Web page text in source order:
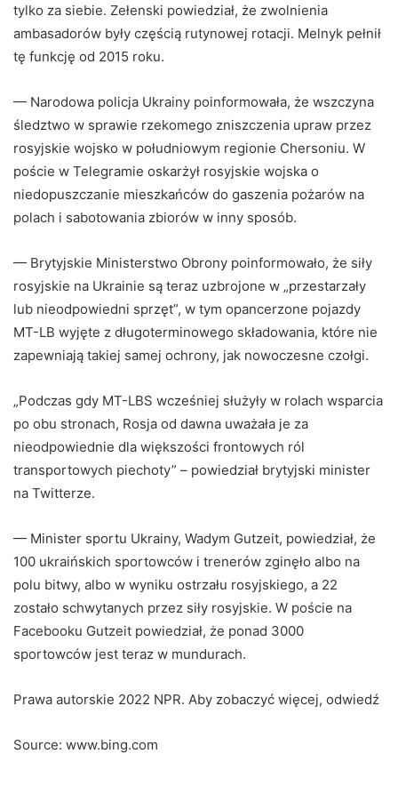
tylko za siebie. Zełenski powiedział, że zwolnienia
ambasadorów były częścią rutynowej rotacji. Melnyk pełnił
tę funkcję od 2015 roku.
— Narodowa policja Ukrainy poinformowała, że ​​wszczyna
śledztwo w sprawie rzekomego zniszczenia upraw przez
rosyjskie wojsko w południowym regionie Chersoniu. W
poście w Telegramie oskarżył rosyjskie wojska o
niedopuszczanie mieszkańców do gaszenia pożarów na
polach i sabotowania zbiorów w inny sposób.
— Brytyjskie Ministerstwo Obrony poinformowało, że siły
rosyjskie na Ukrainie są teraz uzbrojone w „przestarzały
lub nieodpowiedni sprzęt”, w tym opancerzone pojazdy
MT-LB wyjęte z długoterminowego składowania, które nie
zapewniają takiej samej ochrony, jak nowoczesne czołgi.
„Podczas gdy MT-LBS wcześniej służyły w rolach wsparcia
po obu stronach, Rosja od dawna uważała je za
nieodpowiednie dla większości frontowych ról
transportowych piechoty” – powiedział brytyjski minister
na Twitterze.
— Minister sportu Ukrainy, Wadym Gutzeit, powiedział, że
100 ukraińskich sportowców i trenerów zginęło albo na
polu bitwy, albo w wyniku ostrzału rosyjskiego, a 22
zostało schwytanych przez siły rosyjskie. W poście na
Facebooku Gutzeit powiedział, że ponad 3000
sportowców jest teraz w mundurach.
Prawa autorskie 2022 NPR. Aby zobaczyć więcej, odwiedź
Source: www.bing.com